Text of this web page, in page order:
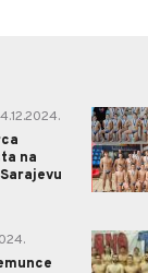
na